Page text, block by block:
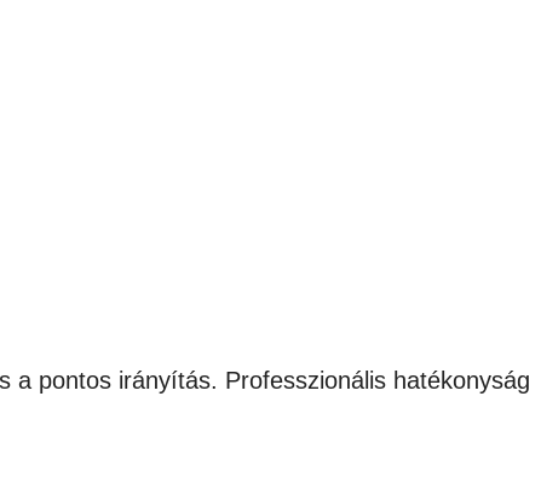
a pontos irányítás. Professzionális hatékonyság